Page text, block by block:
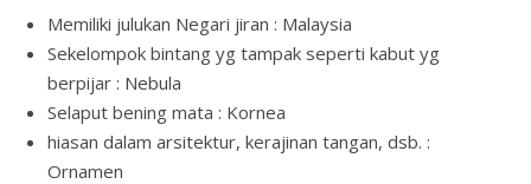
Memiliki julukan Negari jiran : Malaysia
Sekelompok bintang yg tampak seperti kabut yg
berpijar : Nebula
Selaput bening mata : Kornea
hiasan dalam arsitektur, kerajinan tangan, dsb. :
Ornamen